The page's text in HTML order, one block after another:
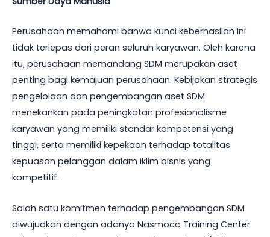
Perusahaan memahami bahwa kunci keberhasilan ini
tidak terlepas dari peran seluruh karyawan. Oleh karena
itu, perusahaan memandang SDM merupakan aset
penting bagi kemajuan perusahaan. Kebijakan strategis
pengelolaan dan pengembangan aset SDM
menekankan pada peningkatan profesionalisme
karyawan yang memiliki standar kompetensi yang
tinggi, serta memiliki kepekaan terhadap totalitas
kepuasan pelanggan dalam iklim bisnis yang
kompetitif.
Salah satu komitmen terhadap pengembangan SDM
diwujudkan dengan adanya Nasmoco Training Center